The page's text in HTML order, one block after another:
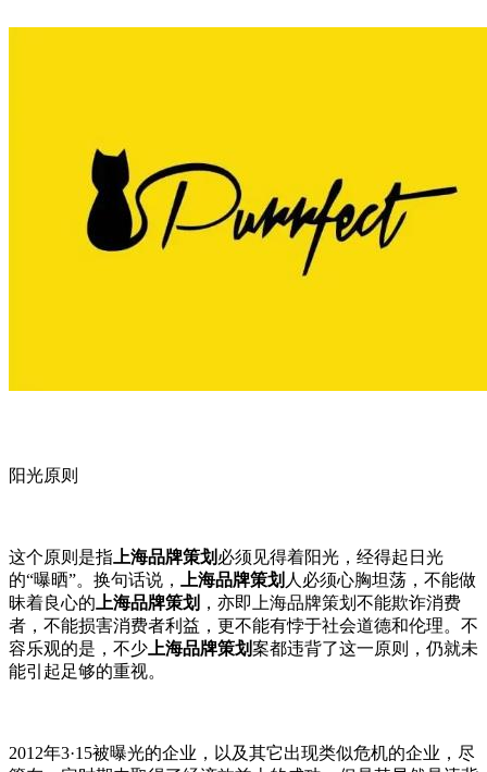
阳光原则
这个原则是指 上海品牌策划 必须见得着阳光，经得起日光
的“曝晒”。换句话说，
上海品牌策划 人必须心胸坦荡，不能做
昧着良心的 上海品牌策划 ，亦即上海品牌策划不能欺诈消费
者，不能损害消费者利益，更不能有悖于社会道德和伦理。不
容乐观的是，不少 上海品牌策划案都违背了这一原则，仍就未
能引起足够的重视。
2012年3·15被曝光的企业，以及其它出现类似危机的企业，尽